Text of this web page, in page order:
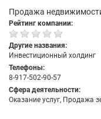
Продажа
Рейтинг компании:
Другие названия:
Инвестиционный холдинг
Телефоны:
8-917-502-90-57
Сфера деятельности:
Оказание услуг, Продажа